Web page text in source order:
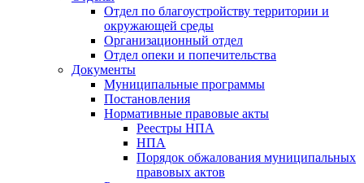
Отдел по благоустройству территории и
окружающей среды
Организационный отдел
Отдел опеки и попечительства
Документы
Муниципальные программы
Постановления
Нормативные правовые акты
Реестры НПА
НПА
Порядок обжалования муниципальных
правовых актов